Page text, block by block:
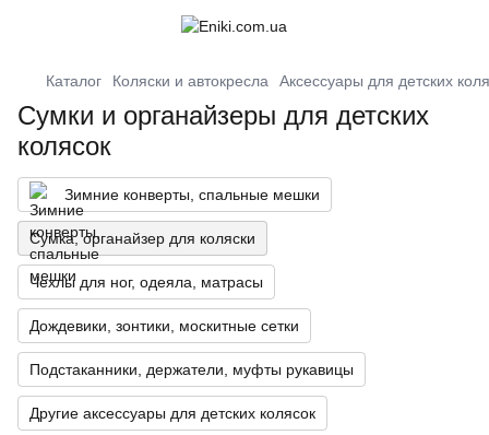
Каталог Коляски и автокресла Аксессуары для детских
Сумки и органайзеры для детских
колясок
Зимние конверты, спальные мешки
Сумка, органайзер для коляски
Чехлы для ног, одеяла, матрасы
Дождевики, зонтики, москитные сетки
Подстаканники, держатели, муфты рукавицы
Другие аксессуары для детских колясок